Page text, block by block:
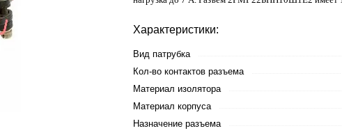
Характеристики:
Вид патрубка
Кол-во контактов разъема
Материал изолятора
Материал корпуса
Назначение разъема